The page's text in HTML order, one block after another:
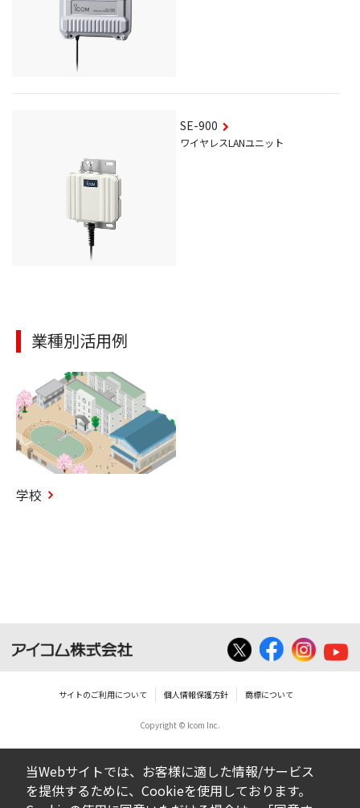
SE-900
ワイヤレスLANユニット
業種別活用例
学校
サイトのご利用について 個人情報保護方針 商標について
Copyright © Icom Inc.
当Webサイトでは、お客様に適した情報/サービス
を提供するために、Cookieを使用しております。